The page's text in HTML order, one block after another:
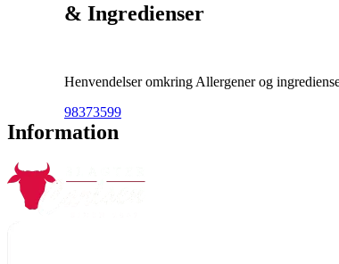
& Ingredienser
Henvendelser omkring Allergener og
98373599
Information